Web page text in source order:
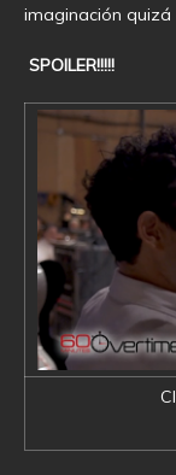
imaginación quizá
SPOILER!!!!!